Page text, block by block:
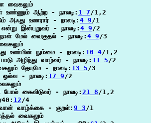
வைகலும்
உண்ணும் ஆற்ற - நாலடி:
1 7/1,2
அஃது உணரார் - நாலடி: 4 9/1
இன்புறுவர் - நாலடி: 4 9/2
மேல் வைகுதல் - நாலடி: 4 9/3
உண்மின் நும்மை - நாலடி:
10 4/1,2
அழிந்து வாழ்வர் - நாலடி: 11 5/2
தேயுமே - நாலடி: 13 5/3
ஒல்வ - நாலடி: 17 9/2
போல் கைவிடுவர் - நாலடி:
21 8/1,2
12/4
வாழ்க்கை - குறள்: 9 3/1
வைகலும்